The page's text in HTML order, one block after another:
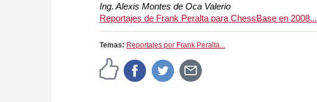
Ing. Alexis Montes de Oca Valerio
Reportajes de Frank Peralta para ChessBase en 2008...
Temas: Reportajes por Frank Peralta...